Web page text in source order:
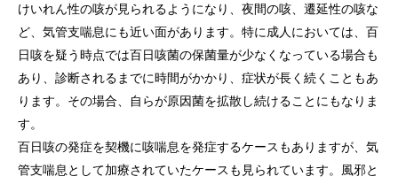
けいれん性の咳が見られるようになり、夜間の咳、遷延性の咳な
ど、気管支喘息にも近い面があります。特に成人においては、百
日咳を疑う時点では百日咳菌の保菌量が少なくなっている場合も
あり、診断されるまでに時間がかかり、症状が長く続くこともあ
ります。その場合、自らが原因菌を拡散し続けることにもなりま
す。
百日咳の発症を契機に咳喘息を発症するケースもありますが、気
管支喘息として加療されていたケースも見られています。風邪と